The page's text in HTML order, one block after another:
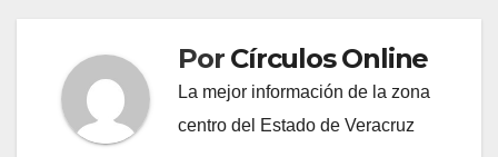
Por Círculos Online
La mejor información de la zona
centro del Estado de Veracruz